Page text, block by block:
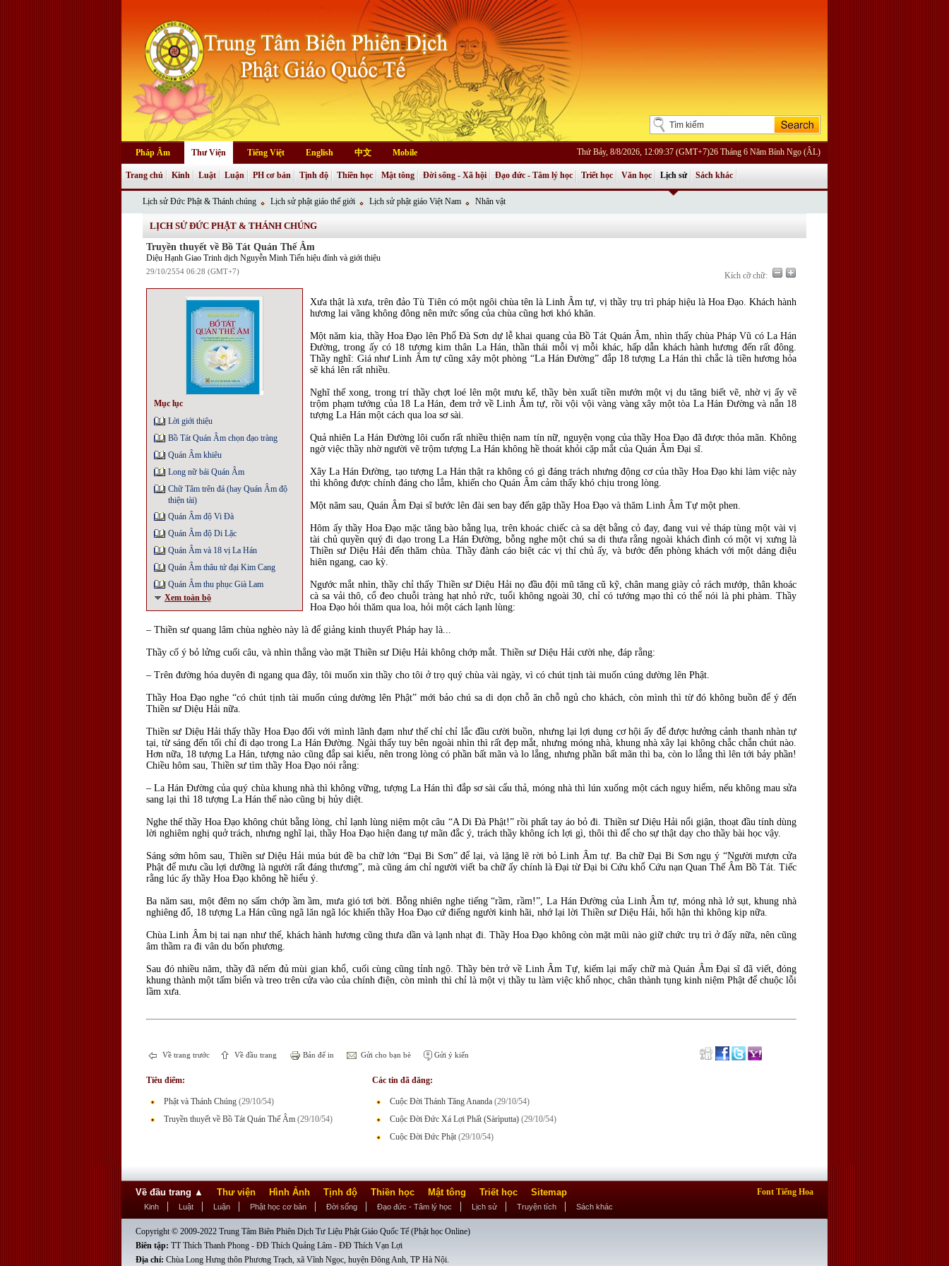
Pháp Âm Thư Viện Tiếng Việt English 中文 Mobile Thứ Bảy, 8/8/2026, 12:09:37 (GMT+7)26 Tháng 6 Năm Bính Ngọ (ÂL)
Trang chủ Kinh Luật Luận PH cơ bản Tịnh độ Thiền học Mật tông Đời sống - Xã hội Đạo đức - Tâm lý học Triết học Văn học Lịch sử
Lịch sử Đức Phật & Thánh chúng Lịch sử phật giáo thế giới Lịch sử phật giáo Việt Nam Nhân vật
Sách khác
LỊCH SỬ ĐỨC PHẬT & THÁNH CHÚNG
Truyền thuyết về Bồ Tát Quán Thế Âm
Diệu Hạnh Giao Trinh dịch Nguyễn Minh Tiến hiệu đính và giới thiệu
29/10/2554 06:28 (GMT+7) Kích cỡ chữ:
Mục lục
Lời giới thiệu
Bồ Tát Quán Âm chọn đạo tràng
Quán Âm khiêu
Long nữ bái Quán Âm
Chữ Tâm trên đá (hay Quán Âm độ
thiện tài)
Quán Âm độ Vi Đà
Quán Âm độ Di Lặc
Quán Âm và 18 vị La Hán
Quán Âm thâu tứ đại Kim Cang
Quán Âm thu phục Già Lam
Xem toàn bộ
Xưa thật là xưa, trên đảo Tù Tiên có một ngôi chùa tên là Linh Âm tự, vị thầy trụ trì pháp hiệu là Hoa Đạo. Khách hành
hương lai vãng không đông nên mức sống của chùa cũng hơi khó khăn.
Một năm kia, thầy Hoa Đạo lên Phổ Đà Sơn dự lễ khai quang của Bồ Tát Quán Âm, nhìn thấy chùa Pháp Vũ có La Hán
Đường, trong ấy có 18 tượng kim thân La Hán, thần thái mỗi vị mỗi khác, hấp dẫn khách hành hương đến rất đông.
Thầy nghĩ: Giá như Linh Âm tự cũng xây một phòng “La Hán Đường” đắp 18 tượng La Hán thì chắc là tiền hương hỏa
sẽ khá lên rất nhiều.
Nghĩ thế xong, trong trí thầy chợt loé lên một mưu kế, thầy bèn xuất tiền mướn một vị du tăng biết vẽ, nhờ vị ấy vẽ
trộm phạm tướng của 18 La Hán, đem trở về Linh Âm tự, rồi vội vội vàng vàng xây một tòa La Hán Đường và nắn 18
tượng La Hán một cách qua loa sơ sài.
Quả nhiên La Hán Đường lôi cuốn rất nhiều thiện nam tín nữ, nguyện vọng của thầy Hoa Đạo đã được thỏa mãn. Không
ngờ việc thầy nhờ người vẽ trộm tượng La Hán không hề thoát khỏi cặp mắt của Quán Âm Đại sĩ.
Xây La Hán Đường, tạo tượng La Hán thật ra không có gì đáng trách nhưng động cơ của thầy Hoa Đạo khi làm việc này
thì không được chính đáng cho lắm, khiến cho Quán Âm cảm thấy khó chịu trong lòng.
Một năm sau, Quán Âm Đại sĩ bước lên đài sen bay đến gặp thầy Hoa Đạo và thăm Linh Âm Tự một phen.
Hôm ấy thầy Hoa Đạo mặc tăng bào bằng lụa, trên khoác chiếc cà sa dệt bằng cỏ đay, đang vui vẻ tháp tùng một vài vị
tài chủ quyền quý đi dạo trong La Hán Đường, bỗng nghe một chú sa di thưa rằng ngoài khách đình có một vị xưng là
Thiền sư Diệu Hải đến thăm chùa. Thầy đành cáo biệt các vị thí chủ ấy, và bước đến phòng khách với một dáng điệu
hiên ngang, cao kỳ.
Ngước mắt nhìn, thầy chỉ thấy Thiền sư Diệu Hải nọ đầu đội mũ tăng cũ kỹ, chân mang giày cỏ rách mướp, thân khoác
cà sa vải thô, cổ đeo chuỗi tràng hạt nhỏ rức, tuổi không ngoài 30, chỉ có tướng mạo thì có thể nói là phi phàm. Thầy
Hoa Đạo hỏi thăm qua loa, hỏi một cách lạnh lùng:
– Thiền sư quang lâm chùa nghèo này là để giảng kinh thuyết Pháp hay là...
Thầy cố ý bỏ lửng cuối câu, và nhìn thẳng vào mặt Thiền sư Diệu Hải không chớp mắt. Thiền sư Diệu Hải cười nhẹ, đáp rằng:
– Trên đường hóa duyên đi ngang qua đây, tôi muốn xin thầy cho tôi ở trọ quý chùa vài ngày, vì có chút tịnh tài muốn cúng dường lên Phật.
Thầy Hoa Đạo nghe “có chút tịnh tài muốn cúng dường lên Phật” mới bảo chú sa di dọn chỗ ăn chỗ ngủ cho khách, còn mình thì từ đó không buồn để ý đến
Thiền sư Diệu Hải nữa.
Thiền sư Diệu Hải thấy thầy Hoa Đạo đối với mình lãnh đạm như thế chỉ chỉ lắc đầu cười buồn, nhưng lại lợi dụng cơ hội ấy để được hưởng cảnh thanh nhàn tự
tại, từ sáng đến tối chỉ đi dạo trong La Hán Đường. Ngài thấy tuy bên ngoài nhìn thì rất đẹp mắt, nhưng móng nhà, khung nhà xây lại không chắc chắn chút nào.
Hơn nữa, 18 tượng La Hán, tượng nào cũng đắp sai kiểu, nên trong lòng có phần bất mãn và lo lắng, nhưng phần bất mãn thì ba, còn lo lắng thì lên tới bảy phần!
Chiều hôm sau, Thiền sư tìm thầy Hoa Đạo nói rằng:
– La Hán Đường của quý chùa khung nhà thì không vững, tượng La Hán thì đắp sơ sài cẩu thả, móng nhà thì lún xuống một cách nguy hiểm, nếu không mau sửa
sang lại thì 18 tượng La Hán thế nào cũng bị hủy diệt.
Nghe thế thầy Hoa Đạo không chút bằng lòng, chỉ lạnh lùng niệm một câu “A Di Đà Phật!” rồi phất tay áo bỏ đi. Thiền sư Diệu Hải nổi giận, thoạt đầu tính dùng
lời nghiêm nghị quở trách, nhưng nghĩ lại, thầy Hoa Đạo hiện đang tự mãn đắc ý, trách thầy không ích lợi gì, thôi thì để cho sự thật dạy cho thầy bài học vậy.
Sáng sớm hôm sau, Thiền sư Diệu Hải múa bút đề ba chữ lớn “Đại Bi Sơn” để lại, và lặng lẽ rời bỏ Linh Âm tự. Ba chữ Đại Bi Sơn ngụ ý “Người mượn cửa
Phật để mưu cầu lợi dưỡng là người rất đáng thương”, mà cũng ám chỉ người viết ba chữ ấy chính là Đại từ Đại bi Cứu khổ Cứu nạn Quan Thế Âm Bồ Tát. Tiếc
rằng lúc ấy thầy Hoa Đạo không hề hiểu ý.
Ba năm sau, một đêm nọ sấm chớp ầm ầm, mưa gió tơi bời. Bỗng nhiên nghe tiếng “rầm, rầm!”, La Hán Đường của Linh Âm tự, móng nhà lở sụt, khung nhà
nghiêng đổ, 18 tượng La Hán cũng ngã lăn ngã lóc khiến thầy Hoa Đạo cứ điếng người kinh hãi, nhớ lại lời Thiền sư Diệu Hải, hối hận thì không kịp nữa.
Chùa Linh Âm bị tai nạn như thế, khách hành hương cũng thưa dần và lạnh nhạt đi. Thầy Hoa Đạo không còn mặt mũi nào giữ chức trụ trì ở đấy nữa, nên cũng
âm thầm ra đi vân du bốn phương.
Sau đó nhiều năm, thầy đã nếm đủ mùi gian khổ, cuối cùng cũng tỉnh ngộ. Thầy bèn trở về Linh Âm Tự, kiếm lại mấy chữ mà Quán Âm Đại sĩ đã viết, đóng
khung thành một tấm biển và treo trên cửa vào của chính điện, còn mình thì chỉ là một vị thầy tu làm việc khổ nhọc, chân thành tụng kinh niệm Phật để chuộc lỗi
lầm xưa.
Về trang trước Về đầu trang Bản để in Gửi cho bạn bè Gửi ý kiến
Tiêu điểm:
Phật và Thánh Chúng (29/10/54)
Truyền thuyết về Bồ Tát Quán Thế Âm (29/10/54)
Các tin đã đăng:
Cuộc Đời Thánh Tăng Ananda (29/10/54)
Cuộc Ðời Ðức Xá Lợi Phất (Sàrìputta) (29/10/54)
Cuộc Đời Đức Phật (29/10/54)
Về đầu trang ▲ Thư viện Hình Ảnh Tịnh độ Thiền học Mật tông Triết học Sitemap Font Tiếng Hoa
Kinh Luật Luận Phật học cơ bản Đời sống Đạo đức - Tâm lý học Lịch sử Truyện tích Sách khác
Copyright © 2009-2022 Trung Tâm Biên Phiên Dịch Tư Liệu Phật Giáo Quốc Tế (Phật học Online)
Biên tập: TT Thích Thanh Phong - ĐĐ Thích Quảng Lâm - ĐĐ Thích Vạn Lợi
Địa chỉ: Chùa Long Hưng thôn Phương Trạch, xã Vĩnh Ngọc, huyện Đông Anh, TP Hà Nội.